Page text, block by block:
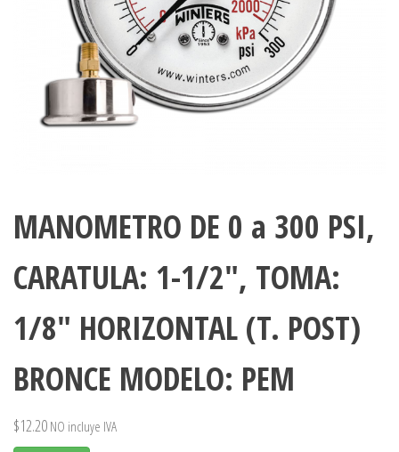
MANOMETRO DE 0 a 300 PSI,
CARATULA: 1-1/2″, TOMA:
1/8″ HORIZONTAL (T. POST)
BRONCE MODELO: PEM
$12.20 NO incluye IVA